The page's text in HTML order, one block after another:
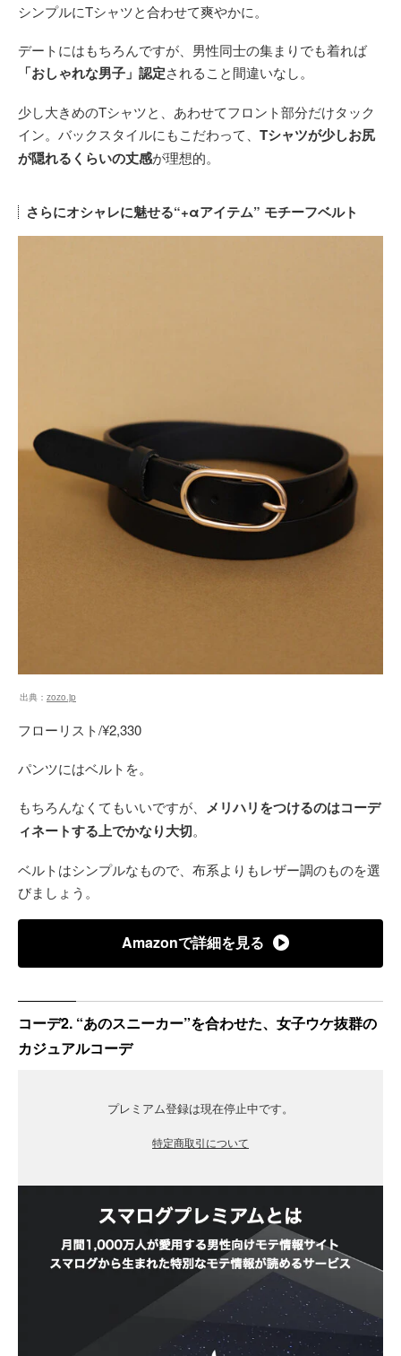
シンプルにTシャツと合わせて爽やかに。
デートにはもちろんですが、男性同士の集まりでも着れば
「おしゃれな男子」認定されること間違いなし。
少し大きめのTシャツと、あわせてフロント部分だけタック
イン。バックスタイルにもこだわって、 Tシャツが少しお尻
が隠れるくらいの丈感が理想的。
さらにオシャレに魅せる“+αアイテム” モチーフベルト
出典： zozo.jp
フローリスト/¥2,330
パンツにはベルトを。
もちろんなくてもいいですが、 メリハリをつけるのはコーデ
ィネートする上でかなり大切。
ベルトはシンプルなもので、布系よりもレザー調のものを選
びましょう。
Amazonで詳細を見る
コーデ2. “あのスニーカー”を合わせた、女子ウケ抜群の
カジュアルコーデ
プレミアム登録は現在停止中です。
特定商取引について